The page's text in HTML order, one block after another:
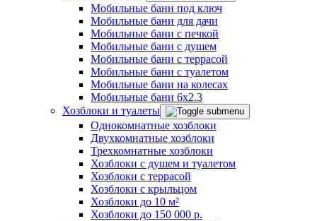
Мобильные бани под ключ
Мобильные бани для дачи
Мобильные бани с печкой
Мобильные бани с душем
Мобильные бани с террасой
Мобильные бани с туалетом
Мобильные бани на колесах
Мобильные бани 6х2.3
Хозблоки и туалеты
Однокомнатные хозблоки
Двухкомнатные хозблоки
Трехкомнатные хозблоки
Хозблоки с душем и туалетом
Хозблоки с террасой
Хозблоки с крыльцом
Хозблоки до 10 м²
Хозблоки до 150 000 р.